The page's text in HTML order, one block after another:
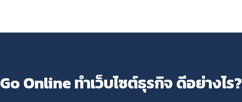
Go Online ทำเว็บไซต์ธุรกิจ ดีอย่างไร?